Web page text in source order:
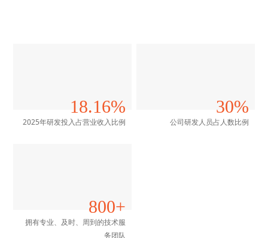
18.16%
2025年研发投入占营业收入比例
30%
公司研发人员占人数比例
800+
拥有专业、及时、周到的技术服
务团队